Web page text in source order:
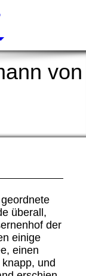
von
überall,
der
einige
einen
und